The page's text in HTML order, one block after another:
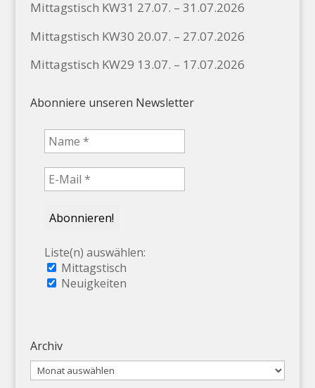
Mittagstisch KW31 27.07. – 31.07.2026
Mittagstisch KW30 20.07. – 27.07.2026
Mittagstisch KW29 13.07. – 17.07.2026
Abonniere unseren Newsletter
Liste(n) auswählen:
Mittagstisch
Neuigkeiten
Archiv
Archiv